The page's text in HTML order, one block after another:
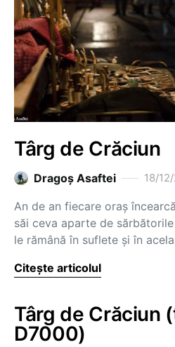
Târg de Crăciun
Dragoş Asaftei 18/
An de an fiecare oraș
săi ceva aparte de
le rămână în suflete și în
Citește articolul
Târg de Crăciun
D7000)